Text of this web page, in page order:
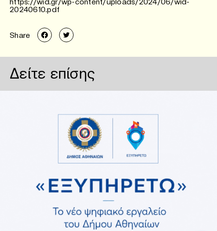
20240610.pdf
Share
Δείτε επίσης